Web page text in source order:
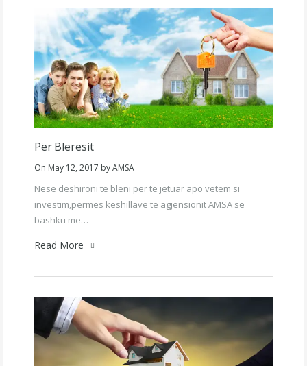
Për Blerësit
On May 12, 2017 byAMSA
Nëse dëshironi të bleni për të jetuar apo vetëm si
investim,përmes këshillave të agjensionit AMSA së
bashku me…
Read More